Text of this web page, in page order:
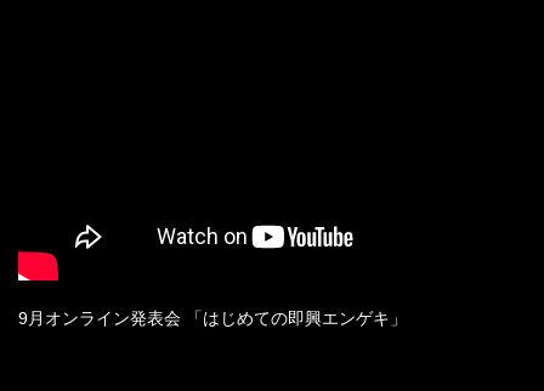
9月オンライン発表会 「はじめての即興エンゲキ」